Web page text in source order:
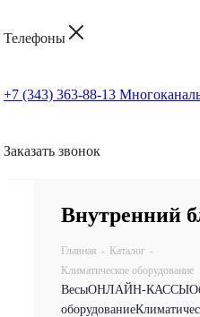
Телефоны
+7 (343) 363-88-13
Заказать звонок
Внутренний
Главная - Каталог -
Климатическое оборудование
ВесыОНЛАЙН-КАССЫ
оборудование